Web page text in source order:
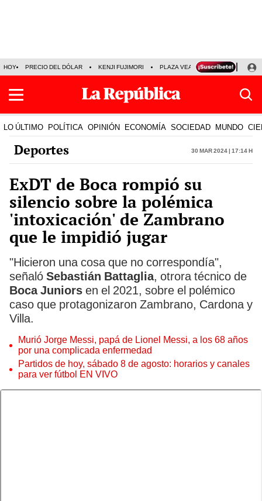
HOY PRECIO DEL DÓLAR KENJI FUJIMORI PLAZA VEA FERIADOS
LO ÚLTIMO POLÍTICA OPINIÓN ECONOMÍA SOCIEDAD MUNDO
Deportes 30 Mar 2024 | 17:14 h
ExDT de Boca rompió su
silencio sobre la polémica
'intoxicación' de Zambrano
que le impidió jugar
"Hicieron una cosa que no correspondía",
señaló Sebastián Battaglia, otrora técnico de
Boca Juniors en el 2021, sobre el polémico
caso que protagonizaron Zambrano, Cardona y
Villa.
Murió Jorge Messi, papá de Lionel Messi, a los 68 años
por una complicada enfermedad
Partidos de hoy, sábado 8 de agosto: horarios y canales
para ver fútbol EN VIVO